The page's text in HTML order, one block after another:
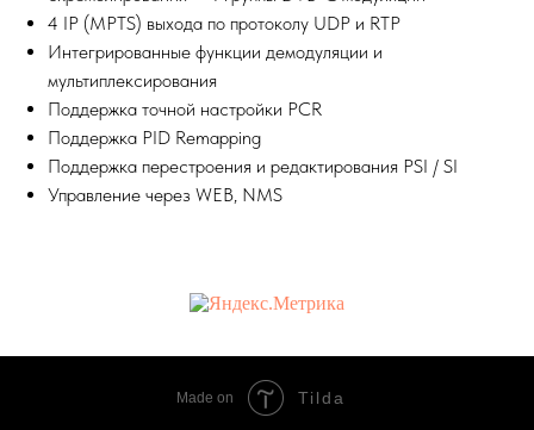
4 IP (MPTS) выхода по протоколу UDP и RTP
Интегрированные функции демодуляции и
мультиплексирования
Поддержка точной настройки PCR
Поддержка PID Remapping
Поддержка перестроения и редактирования PSI / SI
Управление через WEB, NMS
Made on Tilda